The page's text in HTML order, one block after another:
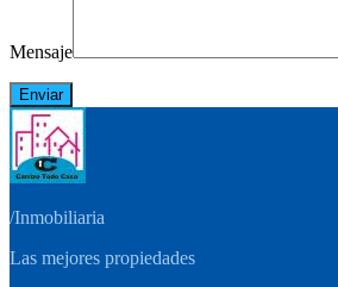
Mensaje
/Inmobiliaria
Las mejores propiedades